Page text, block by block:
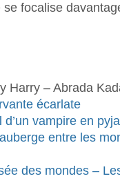
focalise
Harry – Abrada
écarlate
vampire en
entre les
des mondes –